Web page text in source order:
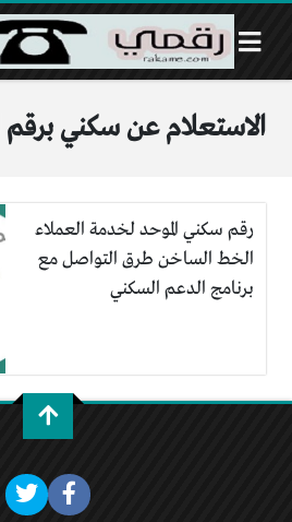
الاستعلام عن سكني برقم
رقم سكني الموحد لخدمة العملاء
الخط الساخن طرق التواصل مع
برنامج الدعم السكني